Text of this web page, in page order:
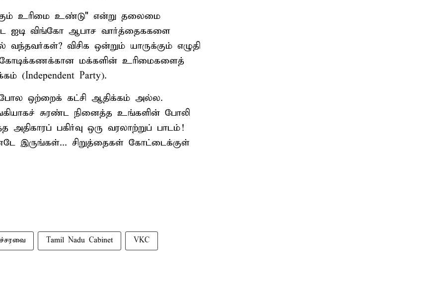
உரிமை உண்டு" என்று தலைமை
ஐடி விங்கோ ஆபாச வார்த்தைககளை
விசிக ஒன்றும் யாருக்கும் எழுதி
மக்களின் உரிமைகளைத்
(Independent Party).
ஒற்றைக் கட்சி ஆதிக்கம் அல்ல.
சுரண்ட நினைத்த உங்களின் போலி
அதிகாரப் பகிர்வு ஒரு வரலாற்றுப் பாடம்!
இருங்கள்... சிறுத்தைகள் கோட்டைக்குள்
Tamil Nadu Cabinet VKC